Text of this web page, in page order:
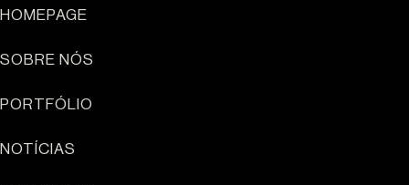
Sun Cliffs Resort
HOMEPAGE
SOBRE NÓS
PORTFÓLIO
NOTÍCIAS